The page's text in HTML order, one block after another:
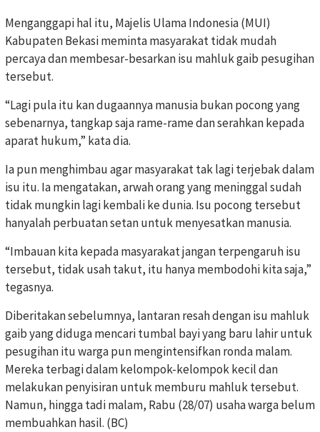
Menganggapi hal itu, Majelis Ulama Indonesia (MUI)
Kabupaten Bekasi meminta masyarakat tidak mudah
percaya dan membesar-besarkan isu mahluk gaib pesugihan
tersebut.
“Lagi pula itu kan dugaannya manusia bukan pocong yang
sebenarnya, tangkap saja rame-rame dan serahkan kepada
aparat hukum,” kata dia.
Ia pun menghimbau agar masyarakat tak lagi terjebak dalam
isu itu. Ia mengatakan, arwah orang yang meninggal sudah
tidak mungkin lagi kembali ke dunia. Isu pocong tersebut
hanyalah perbuatan setan untuk menyesatkan manusia.
“Imbauan kita kepada masyarakat jangan terpengaruh isu
tersebut, tidak usah takut, itu hanya membodohi kita saja,”
tegasnya.
Diberitakan sebelumnya, lantaran resah dengan isu mahluk
gaib yang diduga mencari tumbal bayi yang baru lahir untuk
pesugihan itu warga pun mengintensifkan ronda malam.
Mereka terbagi dalam kelompok-kelompok kecil dan
melakukan penyisiran untuk memburu mahluk tersebut.
Namun, hingga tadi malam, Rabu (28/07) usaha warga belum
membuahkan hasil. (BC)